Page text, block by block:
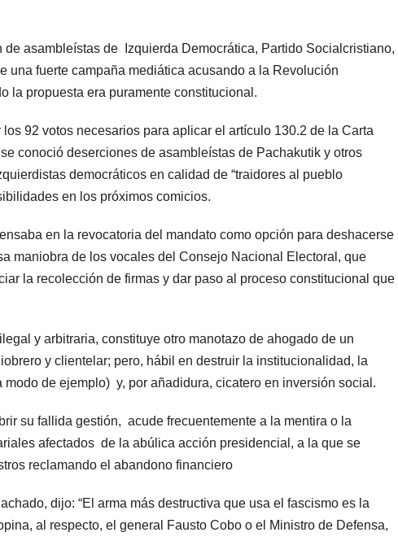
asambleístas de Izquierda Democrática, Partido Socialcristiano,
una fuerte campaña mediática acusando a la Revolución
la propuesta era puramente constitucional.
92 votos necesarios para aplicar el artículo 130.2 de la Carta
conoció deserciones de asambleístas de Pachakutik y otros
democráticos en calidad de “traidores al pueblo
en los próximos comicios.
en la revocatoria del mandato como opción para deshacerse
maniobra de los vocales del Consejo Nacional Electoral, que
la recolección de firmas y dar paso al proceso constitucional que
y arbitraria, constituye otro manotazo de ahogado de un
y clientelar; pero, hábil en destruir la institucionalidad, la
de ejemplo) y, por añadidura, cicatero en inversión social.
su fallida gestión, acude frecuentemente a la mentira o la
afectados de la abúlica acción presidencial, a la que se
reclamando el abandono financiero
dijo: “El arma más destructiva que usa el fascismo es la
al respecto, el general Fausto Cobo o el Ministro de Defensa,